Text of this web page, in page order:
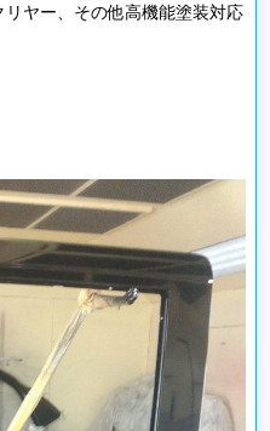
ヤー、その他高機能塗装対応